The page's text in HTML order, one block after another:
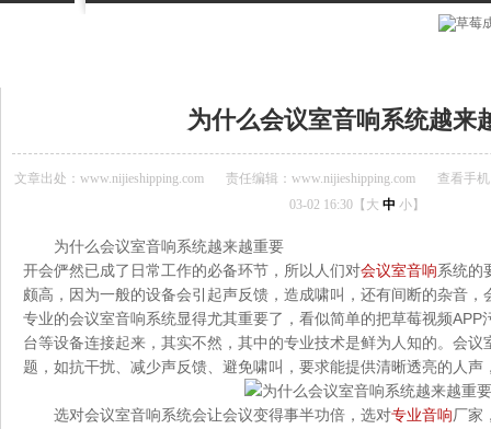
为什么会议室音响系统越来
文章出处：www.nijieshipping.com 责任编辑：www.nijieshipping.com
查看手
03-02 16:30【 大 中 小】
为什么会议室音响系统越来越重要
开会俨然已成了日常工作的必备环节，所以人们对会议室音响系统的
颇高，因为一般的设备会引起声反馈，造成啸叫，还有间断的杂音
专业的会议室音响系统显得尤其重要了，看似简单的把草莓视频APP
台等设备连接起来，其实不然，其中的专业技术是鲜为人知的。会议
题，如抗干扰、减少声反馈、避免啸叫，要求能提供清晰透亮的人声
选对会议室音响系统会让会议变得事半功倍，选对专业音响厂家